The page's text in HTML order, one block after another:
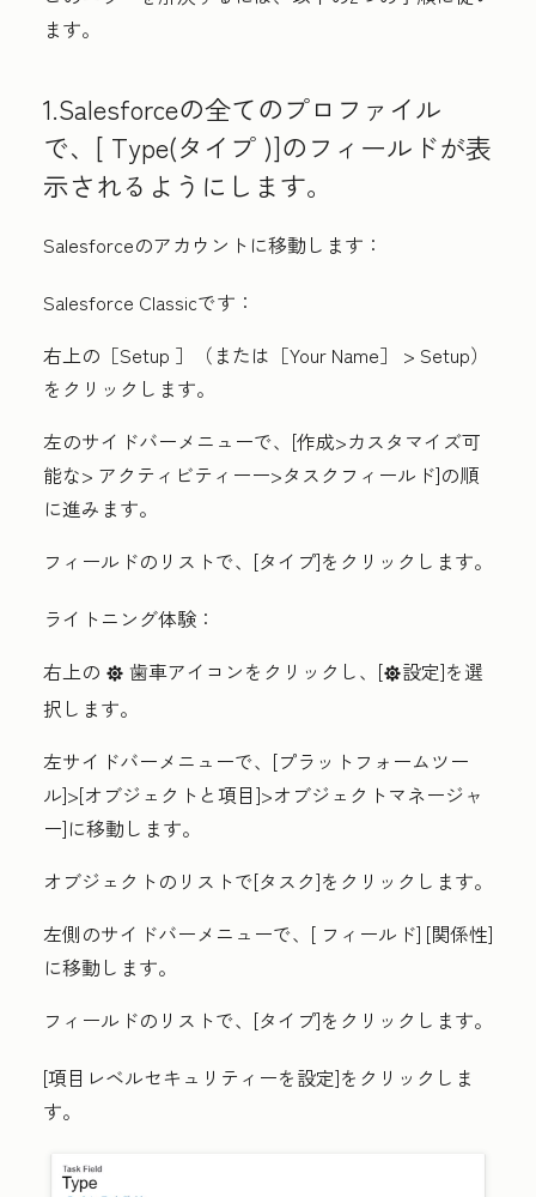
ます。
1.Salesforceの全てのプロファイル
で、[ Type(タイプ )]のフィールドが表
示されるようにします。
Salesforceのアカウントに移動します：
Salesforce Classicです：
右上の［Setup ］（または ［Your Name］ > Setup）
をクリックします。
左のサイドバーメニューで、[作成>カスタマイズ可
能な> アクティビティーー>タスクフィールド]の順
に進みます。
フィールドのリストで、[タイプ]をクリックします。
ライトニング体験：
右上の settings 歯車アイコンをクリックし、[settings設定]を選
択します。
左サイドバーメニューで、[プラットフォームツー
ル]>[オブジェクトと項目]>オブジェクトマネージャ
ー]に移動します。
オブジェクトのリストで[タスク]をクリックします。
左側のサイドバーメニューで、[ フィールド] [関係性]
に移動します。
フィールドのリストで、[タイプ]をクリックします。
[項目レベルセキュリティーを設定]をクリックしま
す。